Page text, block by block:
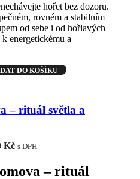
hořet bez dozoru.
rovném a stabilním
od sebe i od hořlavých
energetickému a
DO KOŠÍKU
– rituál světla a
Kč s DPH
– rituál